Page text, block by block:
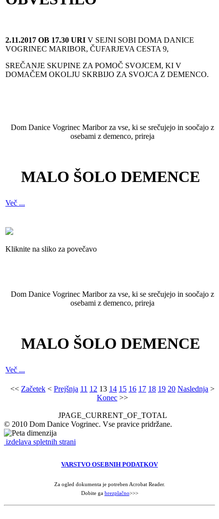
2.11.2017 OB 17.30 URI V SEJNI SOBI DOMA DANICE
VOGRINEC MARIBOR, ČUFARJEVA CESTA 9,
SREČANJE SKUPINE ZA POMOČ SVOJCEM, KI V
DOMAČEM OKOLJU SKRBIJO ZA SVOJCA Z DEMENCO.
Dom Danice Vogrinec Maribor za vse, ki se srečujejo in soočajo z
osebami z demenco, prireja
MALO ŠOLO DEMENCE
Več ...
Kliknite na sliko za povečavo
Dom Danice Vogrinec Maribor za vse, ki se srečujejo in soočajo z
osebami z demenco, prireja
MALO ŠOLO DEMENCE
Več ...
<< Začetek < Prejšnja 11 12 13 14 15 16 17 18 19 20 Naslednja >
Konec >>
JPAGE_CURRENT_OF_TOTAL
© 2010 Dom Danice Vogrinec. Vse pravice pridržane.
izdelava spletnih strani
VARSTVO OSEBNIH PODATKOV
Za ogled dokumenta je potreben Acrobat Reader.
Dobite ga brezplačno>>>